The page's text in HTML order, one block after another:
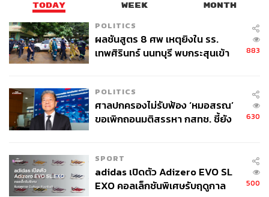
TODAY WEEK MONTH
POLITICS
ผลชันสูตร 8 ศพ เหตุยิงใน รร.
เทพศิรินทร์ นนทบุรี พบกระสุนเข้า
883
POLITICS
ศาลปกครองไม่รับฟ้อง ‘หมอสรณ’
ขอเพิกถอนมติสรรหา กสทช. ชี้ยัง
630
SPORT
adidas เปิดตัว Adizero EVO SL
EXO คอลเล็กชันพิเศษรับฤดูกาล
500